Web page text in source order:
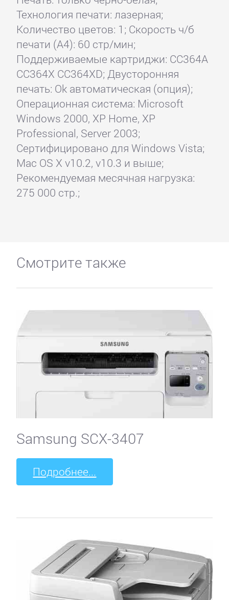
Технология печати: лазерная;
Количество цветов: 1; Скорость ч/б
печати (А4): 60 стр/мин;
Поддерживаемые картриджи: CC364A
CC364X CC364XD; Двусторонняя
печать: Ok автоматическая (опция);
Операционная система: Microsoft
Windows 2000, XP Home, XP
Professional, Server 2003;
Сертифицировано для Windows Vista;
Mac OS X v10.2, v10.3 и выше;
Рекомендуемая месячная нагрузка:
275 000 стр.;
Смотрите также
Samsung SCX-3407
Подробнее...